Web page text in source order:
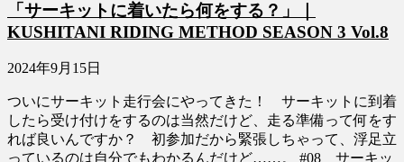
「サーキットに着いたら何をする？」｜
KUSHITANI RIDING METHOD SEASON 3 Vol.8
2024年9月15日
ついにサーキット走行会にやってきた！ サーキットに到着
したら受け付けをするのは当然だけど、走る準備って何をす
れば良いんですか？ 初参加だから緊張しちゃって、浮足立
っているのは自分でもわかるんだけど……。 #08 サーキッ